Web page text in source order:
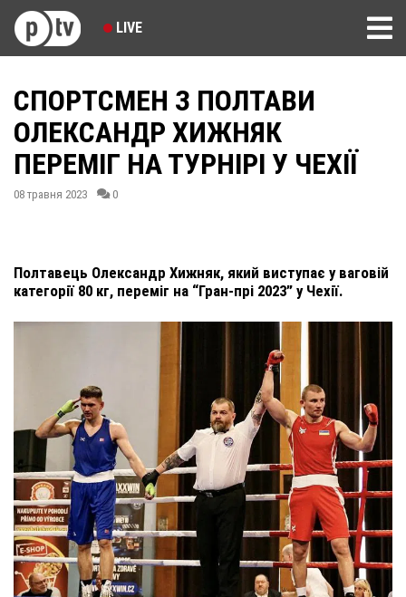
LIVE
СПОРТСМЕН З ПОЛТАВИ
ОЛЕКСАНДР ХИЖНЯК
ПЕРЕМІГ НА ТУРНІРІ У ЧЕХІЇ
08 травня 2023 0
Полтавець Олександр Хижняк, який виступає у ваговій
категорії 80 кг, переміг на “Гран-прі 2023” у Чехії.